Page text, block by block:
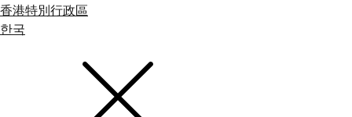
香港特別行政區
한국